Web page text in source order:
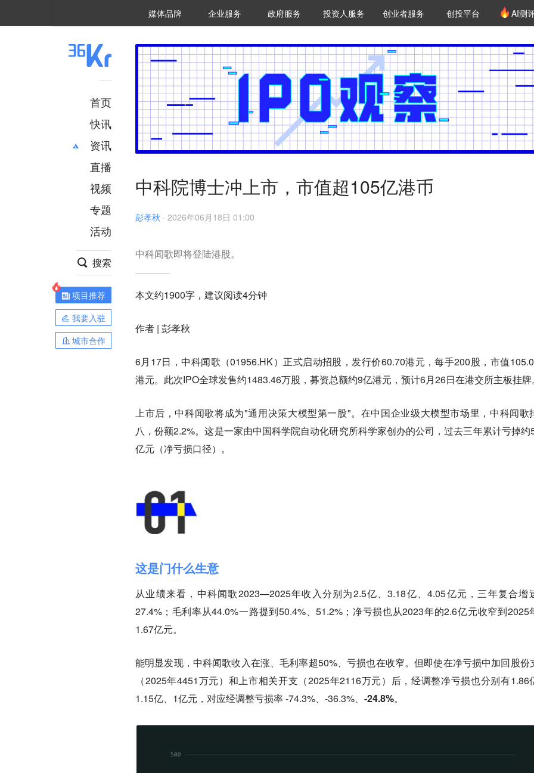
媒体品牌 36Kr研究院
企业服务 城市之窗
政府服务 VClub投资机构库
投资机构职位推介
投资人服务 创投氪堂
创业者服务 创投平台 AI测
首页
快讯
资讯
推荐
财经
项目推荐
安徽
直播
视频
专题
活动
搜索
项目推荐
我要入驻
城市合作
中科院博士冲上市，市值超105亿港币
彭孝秋 · 2026年06月18日 01:00
中科闻歌即将登陆港股。
本文约1900字，建议阅读4分钟
作者 | 彭孝秋
6月17日，中科闻歌（01956.HK）正式启动招股，发行价60.70港元，每手200股，市值
港元。此次IPO全球发售约1483.46万股，募资总额约9亿港元，预计6月26日在港交所主板挂牌
上市后，中科闻歌将成为"通用决策大模型第一股"。在中国企业级大模型市场里，中科闻歌
八，份额2.2%。这是一家由中国科学院自动化研究所科学家创办的公司，过去三年累计亏掉约
亿元（净亏损口径）。
这是门什么生意
从业绩来看，中科闻歌2023—2025年收入分别为2.5亿、3.18亿、4.05亿元，三年复合增
27.4%；毛利率从44.0%一路提到50.4%、51.2%；净亏损也从2023年的2.6亿元收窄到2025
1.67亿元。
能明显发现，中科闻歌收入在涨、毛利率超50%、亏损也在收窄。但即使在净亏损中加回股份
（2025年4451万元）和上市相关开支（2025年2116万元）后，经调整净亏损也分别有1.86
1.15亿、1亿元，对应经调整亏损率 -74.3%、-36.3%、 -24.8%。